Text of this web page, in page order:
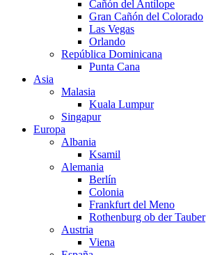
Cañón del Antílope
Gran Cañón del Colorado
Las Vegas
Orlando
República Dominicana
Punta Cana
Asia
Malasia
Kuala Lumpur
Singapur
Europa
Albania
Ksamil
Alemania
Berlín
Colonia
Frankfurt del Meno
Rothenburg ob der Tauber
Austria
Viena